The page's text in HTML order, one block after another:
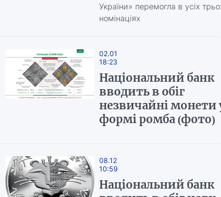
України» перемогла в усіх
номінаціях
02.01
18:23
Національний банк
вводить в обіг
незвичайні монети
формі ромба (фото)
08.12
10:59
Національний банк